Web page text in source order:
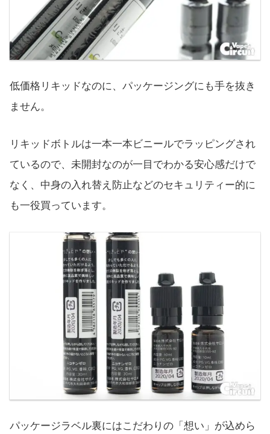
低価格リキッドなのに、パッケージングにも手を抜き
ません。
リキッドボトルは一本一本ビニールでラッピングされ
ているので、未開封なのが一目でわかる安心感だけで
なく、中身の入れ替え防止などのセキュリティー的に
も一役買っています。
パッケージラベル裏にはこだわりの「想い」が込めら